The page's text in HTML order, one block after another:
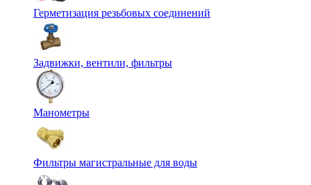
Герметизация резьбовых соединений
Задвижки, вентили, фильтры
Манометры
Фильтры магистральные для воды